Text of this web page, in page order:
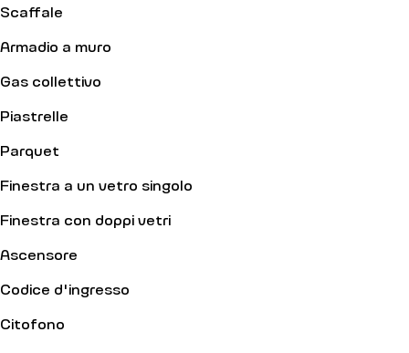
Scaffale
Armadio a muro
Gas collettivo
Piastrelle
Parquet
Finestra a un vetro singolo
Finestra con doppi vetri
Ascensore
Codice d'ingresso
Citofono